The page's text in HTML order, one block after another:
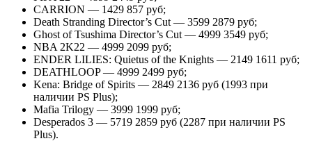
CARRION — 1429 857 руб;
Death Stranding Director’s Cut — 3599 2879 руб;
Ghost of Tsushima Director’s Cut — 4999 3549 руб;
NBA 2K22 — 4999 2099 руб;
ENDER LILIES: Quietus of the Knights — 2149 1611 руб;
DEATHLOOP — 4999 2499 руб;
Kena: Bridge of Spirits — 2849 2136 руб (1993 при
наличии PS Plus);
Mafia Trilogy — 3999 1999 руб;
Desperados 3 — 5719 2859 руб (2287 при наличии PS
Plus).